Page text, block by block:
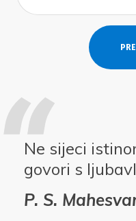
Ne sijeci
govori s
P. S.